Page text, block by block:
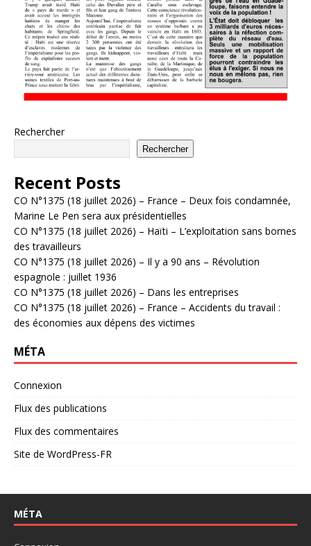
Rechercher
Rechercher
Recent Posts
CO N°1375 (18 juillet 2026) – France – Deux fois condamnée,
Marine Le Pen sera aux présidentielles
CO N°1375 (18 juillet 2026) – Haïti – L’exploitation sans bornes
des travailleurs
CO N°1375 (18 juillet 2026) – Il y a 90 ans – Révolution
espagnole : juillet 1936
CO N°1375 (18 juillet 2026) – Dans les entreprises
CO N°1375 (18 juillet 2026) – France – Accidents du travail :
des économies aux dépens des victimes
MÉTA
Connexion
Flux des publications
Flux des commentaires
Site de WordPress-FR
MÉTA